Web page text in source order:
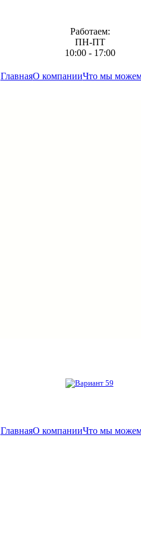
Работаем:
ПН-ПТ
10:00 - 17:00
ГлавнаяО компанииЧто мы
ГлавнаяО компанииЧто мы